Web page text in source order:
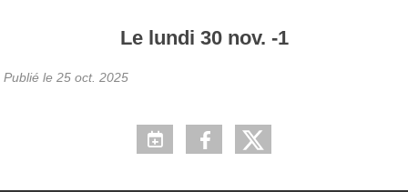
Le lundi 30 nov. -1
Publié le 25 oct. 2025